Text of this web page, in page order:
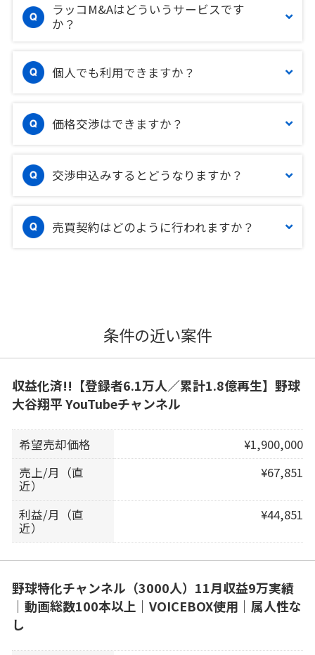
ラッコM&Aはどういうサービスです
か？
個人でも利用できますか？
価格交渉はできますか？
交渉申込みするとどうなりますか？
売買契約はどのように行われますか？
条件の近い案件
収益化済!!【登録者6.1万人／累計1.8億再生】野球
大谷翔平 YouTubeチャンネル
希望売却価格
¥1,900,000
売上/月（直
近）
¥67,851
利益/月（直
近）
¥44,851
野球特化チャンネル（3000人）11月収益9万実績
｜動画総数100本以上｜VOICEBOX使用｜属人性な
し